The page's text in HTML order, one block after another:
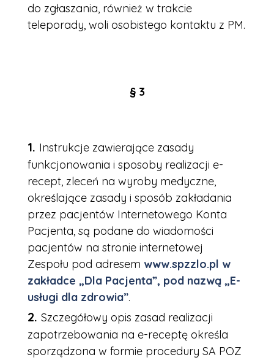
do zgłaszania, również w trakcie
teleporady, woli osobistego kontaktu z PM.
§ 3
Instrukcje zawierające zasady
funkcjonowania i sposoby realizacji e-
recept, zleceń na wyroby medyczne,
określające zasady i sposób zakładania
przez pacjentów Internetowego Konta
Pacjenta, są podane do wiadomości
pacjentów na stronie internetowej
Zespołu pod adresem www.spzzlo.pl w
zakładce „Dla Pacjenta”, pod nazwą „E-
usługi dla zdrowia”.
Szczegółowy opis zasad realizacji
zapotrzebowania na e-receptę określa
sporządzona w formie procedury SA POZ